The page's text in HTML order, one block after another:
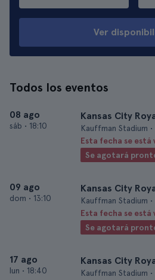
Ver
Todos los eventos
08 ago
sáb • 18:10
Kansas City
Kauffman Stadium
Esta fecha se
Se agotará
09 ago
dom • 13:10
Kansas City
Kauffman Stadium
Esta fecha se
Se agotará
17 ago
lun • 18:40
Kansas City
Kauffman Stadium